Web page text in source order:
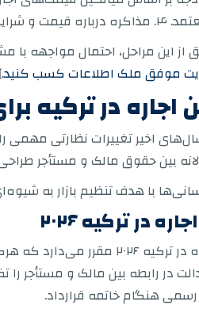
اجاره. ۶. ثبت اشتراک‌ها (برق، آب، گاز).
از این مراحل، احتمال مواجهه
موفق ملک اطلاعات کسب کنید.]
اجاره در ترکیه
بین حقوق مالک و مستأجر
با هدف تنظیم بازار به
در ترکیه ۲۰۲۶
قانون اجاره در ترکیه
در رابطه بین مالک و مستأجر
هنگام خاتمه قرارداد.